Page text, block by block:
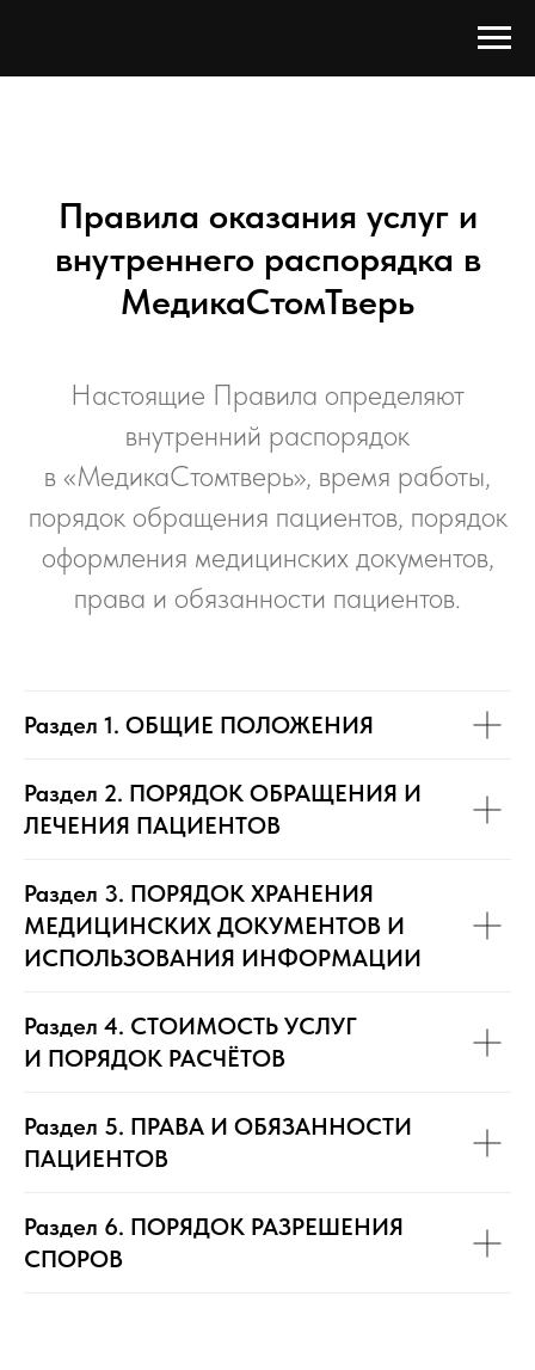
Правила оказания услуг и
внутреннего распорядка в
МедикаСтомТверь
Настоящие Правила определяют
внутренний распорядок
в «МедикаСтомтверь», время работы,
порядок обращения пациентов, порядок
оформления медицинских документов,
права и обязанности пациентов.
Раздел 1. ОБЩИЕ ПОЛОЖЕНИЯ
Раздел 2. ПОРЯДОК ОБРАЩЕНИЯ И
ЛЕЧЕНИЯ ПАЦИЕНТОВ
Раздел 3. ПОРЯДОК ХРАНЕНИЯ
МЕДИЦИНСКИХ ДОКУМЕНТОВ И
ИСПОЛЬЗОВАНИЯ ИНФОРМАЦИИ
Раздел 4. СТОИМОСТЬ УСЛУГ
И ПОРЯДОК РАСЧЁТОВ
Раздел 5. ПРАВА И ОБЯЗАННОСТИ
ПАЦИЕНТОВ
Раздел 6. ПОРЯДОК РАЗРЕШЕНИЯ
СПОРОВ